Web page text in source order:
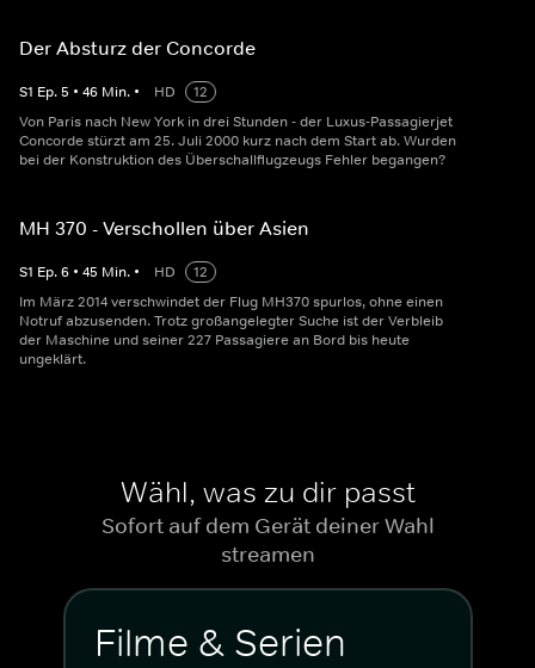
Der Absturz der Concorde
S1 Ep.5 • 46 Min. • HD
12
Von Paris nach New York in drei Stunden - der Luxus-Passagierjet
Concorde stürzt am 25. Juli 2000 kurz nach dem Start ab. Wurden
bei der Konstruktion des Überschallflugzeugs Fehler begangen?
MH 370 - Verschollen über Asien
S1 Ep.6 • 45 Min. • HD
12
Im März 2014 verschwindet der Flug MH370 spurlos, ohne einen
Notruf abzusenden. Trotz großangelegter Suche ist der Verbleib
der Maschine und seiner 227 Passagiere an Bord bis heute
ungeklärt.
Wähl, was zu dir passt
Sofort auf dem Gerät deiner Wahl
streamen
Filme & Serien